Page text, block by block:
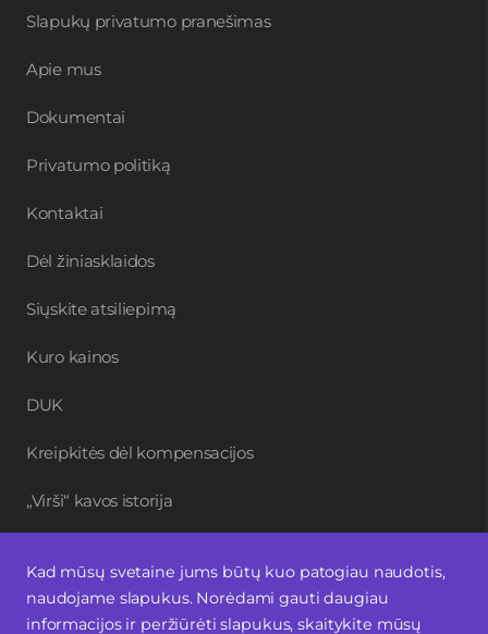
Kad mūsų svetaine jums būtų kuo patogiau naudotis,
naudojame slapukus. Norėdami gauti daugiau
informacijos ir peržiūrėti slapukus, skaitykite mūsų
Slapukų privatumo pranešimas
Apie mus
Dokumentai
Privatumo politiką
Kontaktai
Dėl žiniasklaidos
Siųskite atsiliepimą
Kuro kainos
DUK
Kreipkitės dėl kompensacijos
„Virši“ kavos istorija
Užsisakykite naujienlaiškį